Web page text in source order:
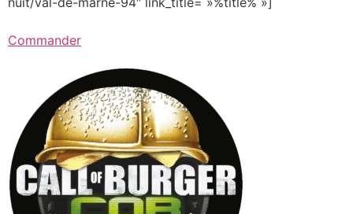
Commander